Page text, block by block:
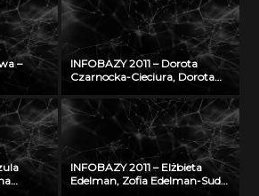
–
INFOBAZY 2011 – Dorota
Czarnocka-Cieciura, Dorota
Repozytorium Cyfrowe
Instytutów Naukowych – coś
więcej niż Biblioteka Cyfrowa
INFOBAZY 2011 – Elżbieta
Edelman, Zofia Edelman-Sudoł